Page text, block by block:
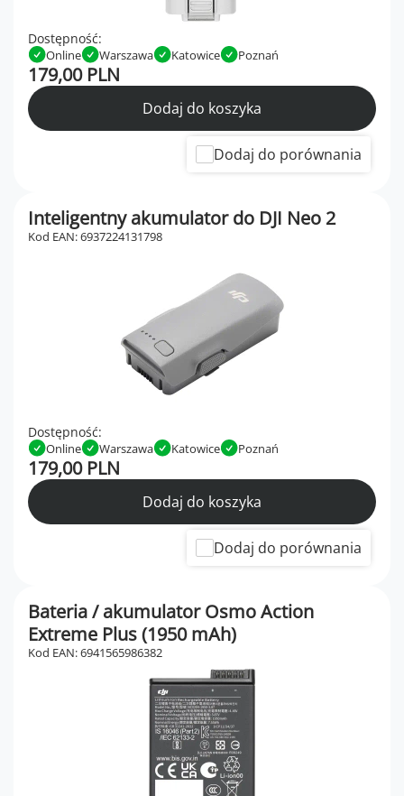
Dostępność:
Online Warszawa Katowice Poznań
179,00 PLN
Dodaj do koszyka
Dodaj do porównania
Inteligentny akumulator do DJI Neo 2
Kod EAN: 6937224131798
Dostępność:
Online Warszawa Katowice Poznań
179,00 PLN
Dodaj do koszyka
Dodaj do porównania
Bateria / akumulator Osmo Action
Extreme Plus (1950 mAh)
Kod EAN: 6941565986382